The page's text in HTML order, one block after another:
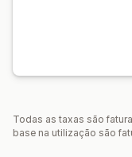
Todas as taxas são
base na utilização são